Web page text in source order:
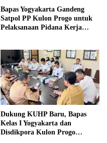
Bapas Yogyakarta Gandeng
Satpol PP Kulon Progo untuk
Pelaksanaan Pidana Kerja
Dukung KUHP Baru, Bapas
Kelas I Yogyakarta dan
Disdikpora Kulon Progo